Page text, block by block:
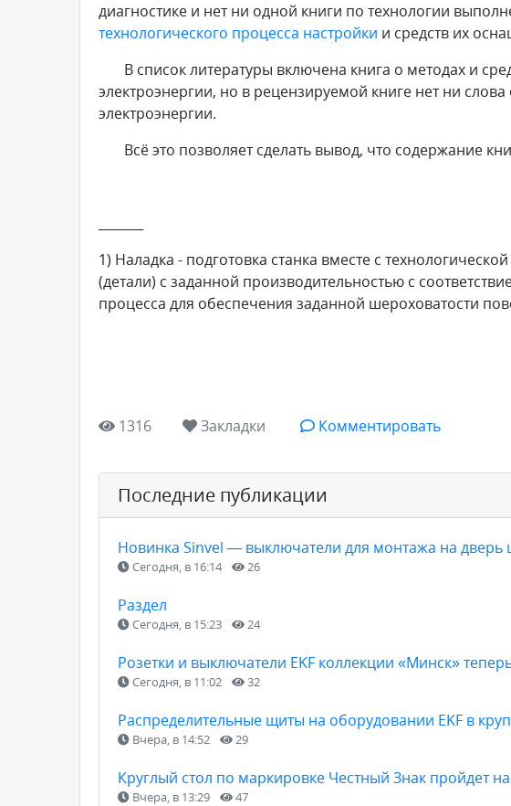
диагностике и нет ни одной книги по технологии
технологического процесса настройки и средств их
В список литературы включена книга о методах и
электроэнергии, но в рецензируемой книге нет ни слова
электроэнергии.
Всё это позволяет сделать вывод, что содержание
1) Наладка - подготовка станка вместе с
(детали) с заданной производительностью с
процесса для обеспечения заданной шероховатости
1316 Закладки Комментировать
Последние публикации
Новинка Sinvel — выключатели для монтажа на дверь
Сегодня, в 16:14 26
Раздел
Сегодня, в 15:23 24
Розетки и выключатели EKF коллекции «Минск»
Сегодня, в 11:02 32
Распределительные щиты на оборудовании EKF в
Вчера, в 14:52 29
Круглый стол по маркировке Честный Знак пройдет
Вчера, в 13:29 47